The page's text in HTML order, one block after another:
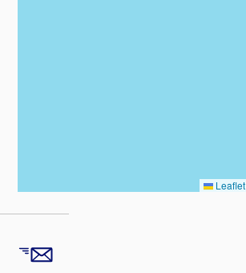
Leaflet